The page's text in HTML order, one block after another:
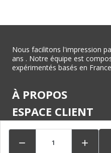
 
Nous facilitons l'impression
ans . Notre équipe est
expérimentés basés en
À PROPOS
ESPACE CLIENT
CENTRE D'AIDE
LÉGAL